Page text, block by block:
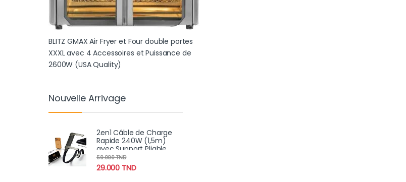
BLITZ GMAX Air Fryer et Four double portes
XXXL avec 4 Accessoires et Puissance de
2600W (USA Quality)
Nouvelle Arrivage
2en1 Câble de Charge
Rapide 240W (1,5m)
avec Support Pliable
Intégré – Cordon
Robuste pour
Smartphones et
29.000 TND
59.000TND